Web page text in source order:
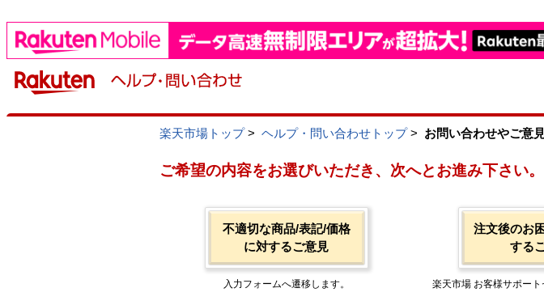
楽天市場トップ> ヘルプ・問い合わせトップ> お問い合わせやご意
ご希望の内容をお選びいただき、次へとお進み下さい。
不適切な商品/表記/価格
に対するご意見
入力フォームへ遷移します。
注文後のお
する
楽天市場 お客様サポート